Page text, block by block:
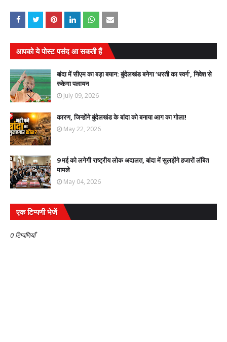
आपको ये पोस्ट पसंद आ सकती हैं
बांदा में सीएम का बड़ा बयान: बुंदेलखंड बनेगा ‘धरती का स्वर्ग’, निवेश से
रुकेगा पलायन
July 09, 2026
कारण, जिन्होंने बुंदेलखंड के बांदा को बनाया आग का गोला!
May 22, 2026
9 मई को लगेगी राष्ट्रीय लोक अदालत, बांदा में सुलझेंगे हजारों लंबित
मामले
May 04, 2026
एक टिप्पणी भेजें
0 टिप्पणियाँ